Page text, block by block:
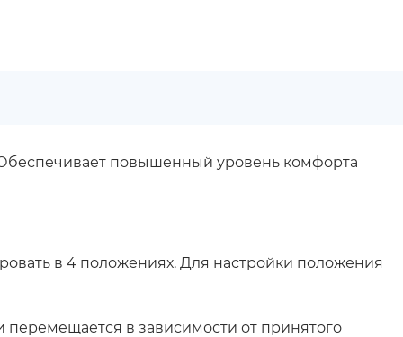
повышенный уровень комфорта
в 4 положениях. Для настройки положения
в зависимости от принятого